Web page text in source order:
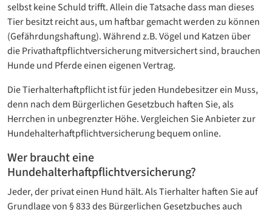
selbst keine Schuld trifft. Allein die Tatsache dass man dieses
Tier besitzt reicht aus, um haftbar gemacht werden zu können
(Gefährdungshaftung). Während z.B. Vögel und Katzen über
die Privathaftpflichtversicherung mitversichert sind, brauchen
Hunde und Pferde einen eigenen Vertrag.
Die Tierhalterhaftpflicht ist für jeden Hundebesitzer ein Muss,
denn nach dem Bürgerlichen Gesetzbuch haften Sie, als
Herrchen in unbegrenzter Höhe. Vergleichen Sie Anbieter zur
Hundehalterhaftpflichtversicherung bequem online.
Wer braucht eine
Hundehalterhaftpflichtversicherung?
Jeder, der privat einen Hund hält. Als Tierhalter haften Sie auf
Grundlage von § 833 des Bürgerlichen Gesetzbuches auch